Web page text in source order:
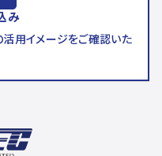
み
用イメージをご確認いた